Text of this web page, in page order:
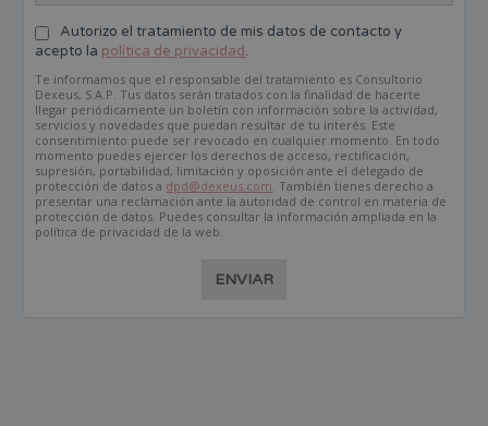
Autorizo el tratamiento de mis datos de contacto y
acepto la política de privacidad.
Te informamos que el responsable del tratamiento es Consultorio
Dexeus, S.A.P. Tus datos serán tratados con la finalidad de hacerte
llegar periódicamente un boletín con información sobre la actividad,
servicios y novedades que puedan resultar de tu interés. Este
consentimiento puede ser revocado en cualquier momento. En todo
momento puedes ejercer los derechos de acceso, rectificación,
supresión, portabilidad, limitación y oposición ante el delegado de
protección de datos a dpd@dexeus.com. También tienes derecho a
presentar una reclamación ante la autoridad de control en materia de
protección de datos. Puedes consultar la información ampliada en la
política de privacidad de la web.
ENVIAR